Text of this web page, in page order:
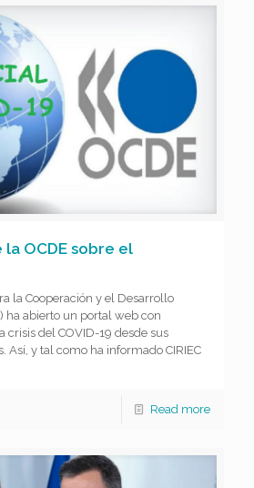
OCDE sobre el
la Cooperación y el Desarrollo
ha abierto un portal web con
crisis del COVID-19 desde sus
Así, y tal como ha informado CIRIEC
Read more